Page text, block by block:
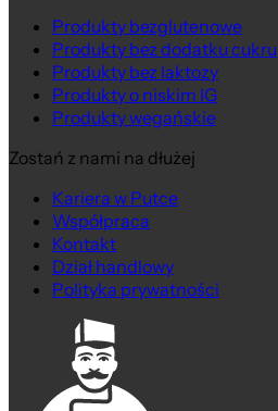
Produkty bezglutenowe
Produkty bez dodatku cukru
Produkty bez laktozy
Produkty o niskim IG
Produkty wegańskie
Zostań z nami na dłużej
Kariera w Putce
Współpraca
Kontakt
Dział handlowy
Polityka prywatności